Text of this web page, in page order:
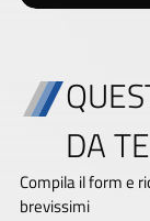
DA
Compila il form e
brevissimi